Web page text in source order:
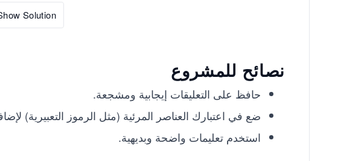
Solution
نصائح للمشروع
حافظ على التعليقات إيجابية ومشجعة.
ضع في اعتبارك العناصر المرئية (مثل الرموز التعبيرية)
استخدم تعليمات واضحة وبديهية.